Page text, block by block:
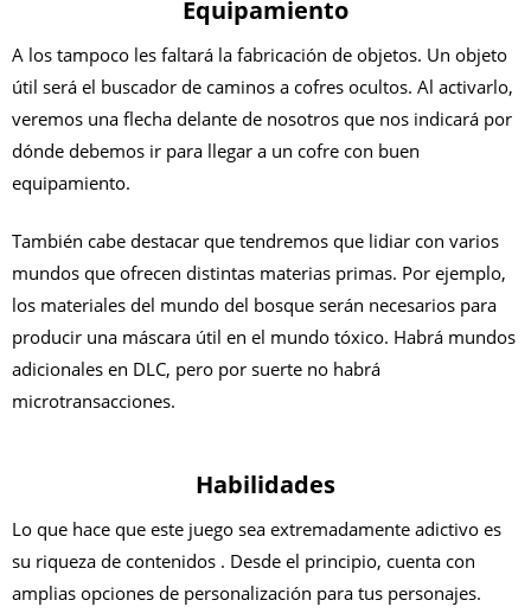
Equipamiento
A los tampoco les faltará la fabricación de objetos. Un objeto
útil será el buscador de caminos a cofres ocultos. Al activarlo,
veremos una flecha delante de nosotros que nos indicará por
dónde debemos ir para llegar a un cofre con buen
equipamiento.
También cabe destacar que tendremos que lidiar con varios
mundos que ofrecen distintas materias primas. Por ejemplo,
los materiales del mundo del bosque serán necesarios para
producir una máscara útil en el mundo tóxico. Habrá mundos
adicionales en DLC, pero por suerte no habrá
microtransacciones.
Habilidades
Lo que hace que este juego sea extremadamente adictivo es
su riqueza de contenidos . Desde el principio, cuenta con
amplias opciones de personalización para tus personajes.